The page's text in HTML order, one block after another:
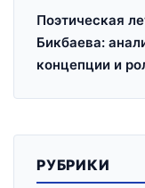
Поэтическая
Бикбаева:
концепции и
РУБРИКИ